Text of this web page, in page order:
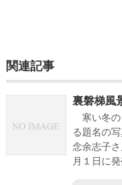
関連記事
裏磐梯
寒い冬の
る題名の
念余志子
月１日に